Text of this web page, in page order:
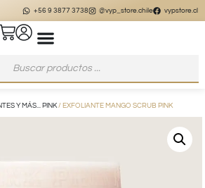
3738 @vyp_store.chile vypstore.cl
Y MÁS... PINK/ EXFOLIANTE MANGO SCRUB PINK